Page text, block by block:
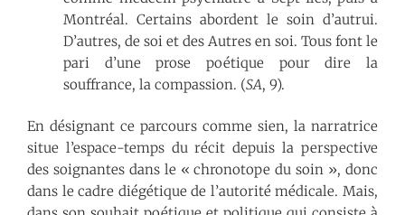
Montréal. Certains abordent le soin d’autrui.
D’autres, de soi et des Autres en soi. Tous font le
pari d’une prose poétique pour dire la
souffrance, la compassion. (SA, 9).
En désignant ce parcours comme sien, la narratrice
situe l’espace-temps du récit depuis la perspective
des soignantes dans le « chronotope du soin », donc
dans le cadre diégétique de l’autorité médicale. Mais,